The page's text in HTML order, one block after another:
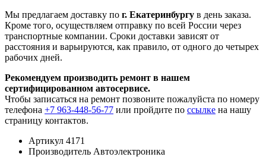
Мы предлагаем доставку по г. Екатеринбургу в день заказа.
Кроме того, осуществляем отправку по всей России через
транспортные компании. Сроки доставки зависят от
расстояния и варьируются, как правило, от одного до четырех
рабочих дней.
Рекомендуем производить ремонт в нашем
сертифицированном автосервисе.
Чтобы записаться на ремонт позвоните пожалуйста по номеру
телефона +7 963-448-56-77 или пройдите по ссылке на нашу
страницу контактов.
Артикул 4171
Производитель Автоэлектроника